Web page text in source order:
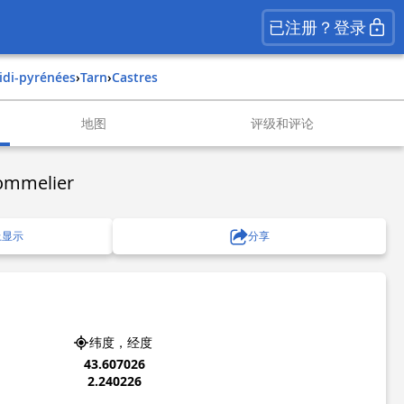
已注册？登录
pyrénées› tarn› castres
地图 评级和评论
示 分享
纬度，经度
43.607026
2.240226